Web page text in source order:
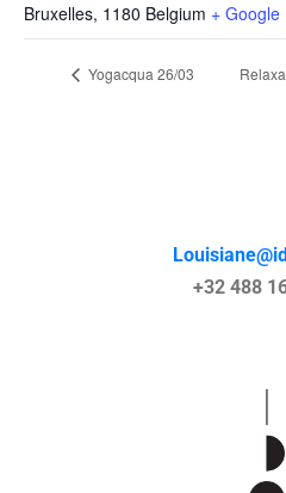
Bruxelles, 1180 Belgium + Google
Yogacqua 26/03
+32 488